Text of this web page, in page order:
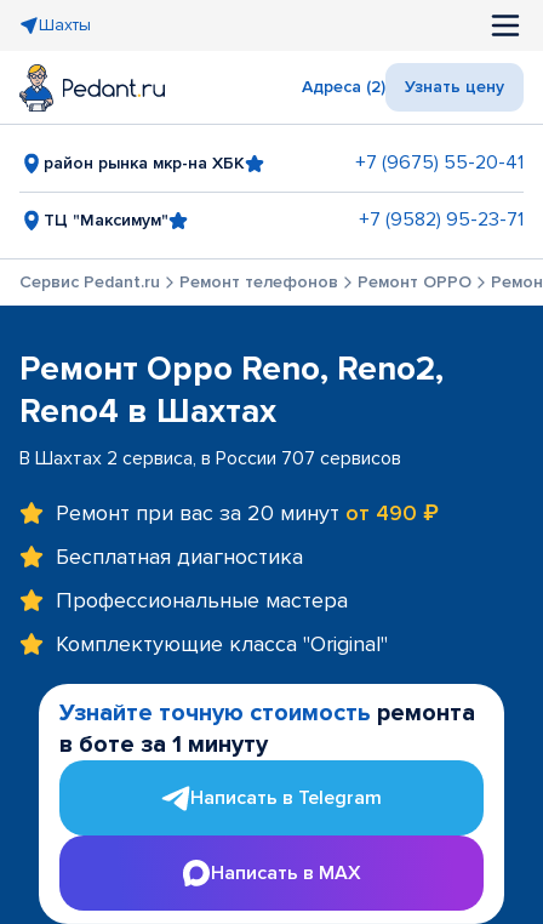
Шахты
Адреса (2) Узнать цену
район рынка мкр-на ХБК +7 (9675) 55-20-41
ТЦ "Максимум" +7 (9582) 95-23-71
Сервис Pedant.ru Ремонт телефонов Ремонт OPPO
Ремонт Oppo Reno, Reno2,
Reno4 в Шахтах
В Шахтах 2 сервиса, в России 707 сервисов
Ремонт при вас за 20 минут от 490 ₽
Бесплатная диагностика
Профессиональные мастера
Комплектующие класса "Original"
Узнайте точную стоимость ремонта
в боте за 1 минуту
Написать в Telegram
Написать в MAX